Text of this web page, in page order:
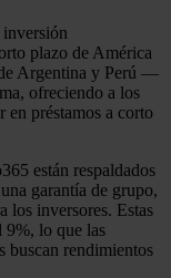
plazo de América
Argentina y Perú —
ofreciendo a los
en préstamos a corto
están respaldados
garantía de grupo,
los inversores. Estas
9%, lo que las
buscan rendimientos